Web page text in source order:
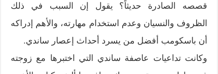
قصصه الصادرة حديثاً؟ يقول إن السبب في ذلك
الظروف والنسيان وعدم استخدام مهارته، والأهم إدراكه
أن باسكومب أفضل من يسرد أحداث إعصار ساندي.
وكانت تداعيات عاصفة ساندي التي اختبرها مع زوجته